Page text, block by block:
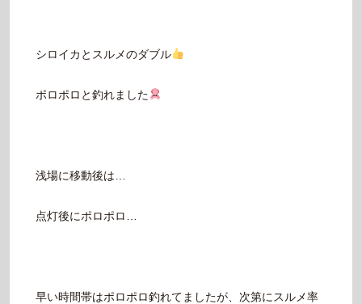
シロイカとスルメのダブル
ポロポロと釣れました
浅場に移動後は…
点灯後にポロポロ…
早い時間帯はポロポロ釣れてましたが、次第にスルメ率